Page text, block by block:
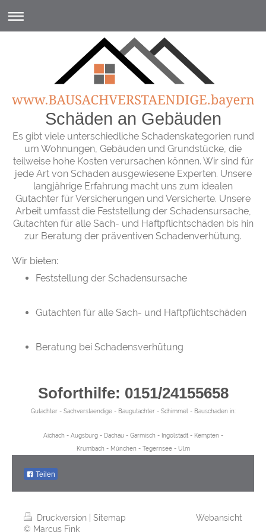
Schäden an Gebäuden
Es gibt viele unterschiedliche Schadenskategorien rund
um Wohnungen, Gebäuden und Grundstücke, die
teilweise hohe Kosten verursachen können. Wir sind für
jede Art von Schaden ausgewiesene Experten. Unsere
langjährige Erfahrung macht uns zum idealen
Gutachter für Versicherungen und Versicherte. Unsere
Arbeit umfasst die Feststellung der Schadensursache,
Gutachten für alle Sach- und Haftpflichtschäden bis hin
zur Beratung der präventiven Schadenverhütung.
Wir bieten:
Feststellung der Schadensursache
Gutachten für alle Sach- und Haftpflichtschäden
Beratung bei Schadensverhütung
Soforthilfe: 0151/24155658
Gutachter - Sachverstaendige - Baugutachter - Schimmel - Bauschaden in:
Aichach - Augsburg - Dachau - Garmisch - Ingolstadt - Kempten -
Krumbach - München - Tegernsee - Ulm
Teilen
Druckversion
Sitemap
© Marcus Fink
Webansicht